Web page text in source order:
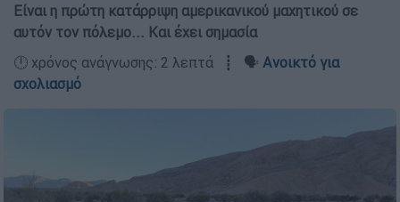
Είναι η πρώτη κατάρριψη αμερικανικού μαχητικού σε
αυτόν τον πόλεμο... Και έχει σημασία
🕛 χρόνος ανάγνωσης: 2 λεπτά ┋ 🗣️ Ανοικτό για
σχολιασμό